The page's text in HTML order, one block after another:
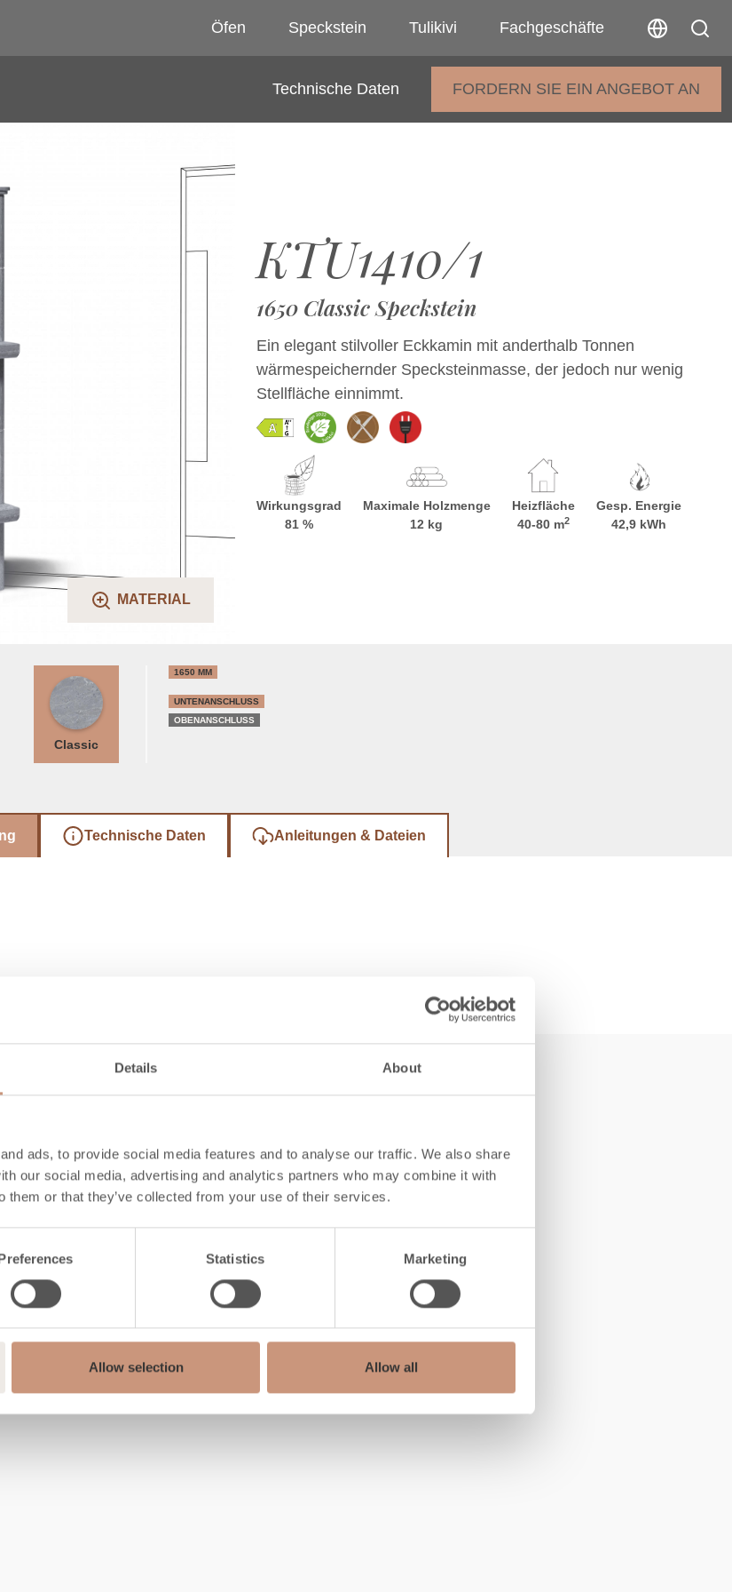
Details About
ads, to provide social media features and to analyse our traffic. We also share
our social media, advertising and analytics partners who may combine it with
them or that they’ve collected from your use of their services.
Statistics Marketing
Allow selection Allow all
Öfen Speckstein Tulikivi Fachgeschäfte
Technische Daten FORDERN SIE EIN ANGEBOT AN
MATERIAL
KTU1410/1
1650 Classic Speckstein
Ein elegant stilvoller Eckkamin mit anderthalb Tonnen
wärmespeichernder Specksteinmasse, der jedoch nur wenig
Stellfläche einnimmt.
Wirkungsgrad
81 %
Maximale Holzmenge
12 kg
Heizfläche
40-80 m2
Gesp. Energie
42,9 kWh
Classic
1650 MM
UNTENANSCHLUSS
OBENANSCHLUSS
Technische Daten Anleitungen & Dateien
Sie auch